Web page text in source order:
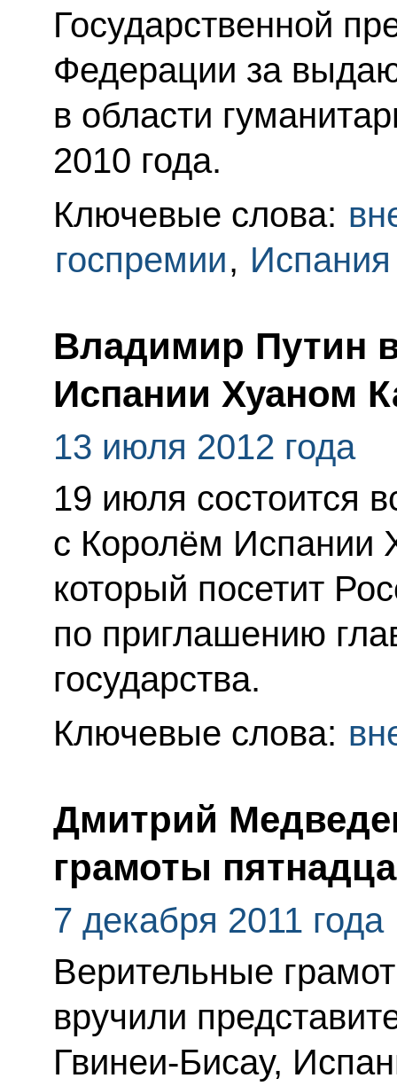
Государственной
Федерации за
в области
2010 года.
Ключевые слова:
госпремии, Испания
Владимир Путин
Испании Хуаном
13 июля 2012 года
19 июля состоится
с Королём Испании
который посетит
по приглашению
государства.
Ключевые слова:
Дмитрий
грамоты
7 декабря 2011 года
Верительные
вручили
Гвинеи-Бисау,